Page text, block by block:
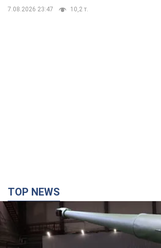
7.08.2026 23:47 10,2 т.
TOP NEWS